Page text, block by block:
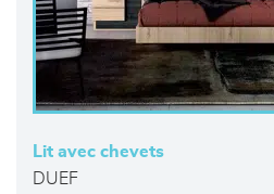
Lit avec chevets
DUEF